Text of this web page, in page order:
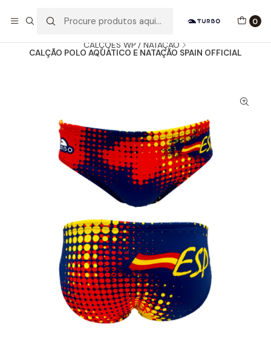
0
CALÇÕES WP / NATAÇÃO
CALÇÃO POLO AQUÁTICO E NATAÇÃO SPAIN OFFICIAL